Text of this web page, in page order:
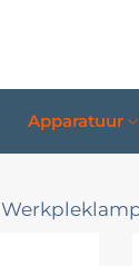
Apparatuur